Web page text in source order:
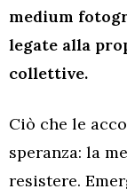
medium
legate alla
collettive.
Ciò che le
speranza: la
resistere.